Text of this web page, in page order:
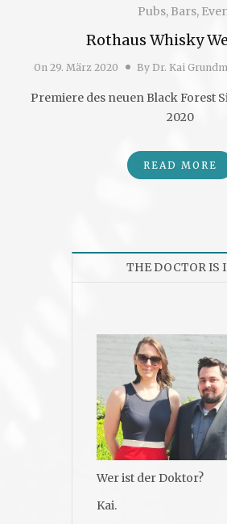
Pubs, Bars,
Rothaus Whisky
On 29. März 2020 By Dr. Kai
Premiere des neuen Black Forest
2020
READ MORE
THE DOCTOR IS
Wer ist der Doktor?
Kai.